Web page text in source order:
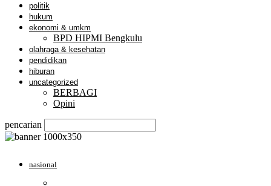
politik
hukum
ekonomi & umkm
BPD HIPMI Bengkulu
olahraga & kesehatan
pendidikan
hiburan
uncategorized
BERBAGI
Opini
pencarian
nasional